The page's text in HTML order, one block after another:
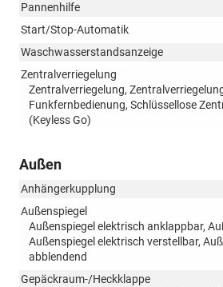
Pannenhilfe
Start/Stop-Automatik
Waschwasserstandsanzeige
Zentralverriegelung
Zentralverriegelung,
Funkfernbedienung, Schlüssellose
(Keyless Go)
Außen
Anhängerkupplung
Außenspiegel
Außenspiegel elektrisch anklappbar,
Außenspiegel elektrisch verstellbar,
abblendend
Gepäckraum-/Heckklappe